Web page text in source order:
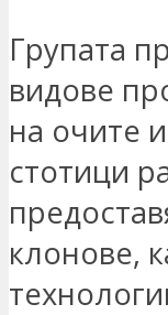
Групата
видове
на очите
стотици
клонове,